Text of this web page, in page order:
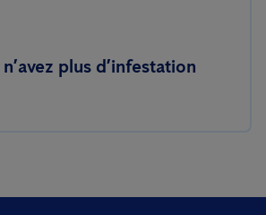
plus d’infestation